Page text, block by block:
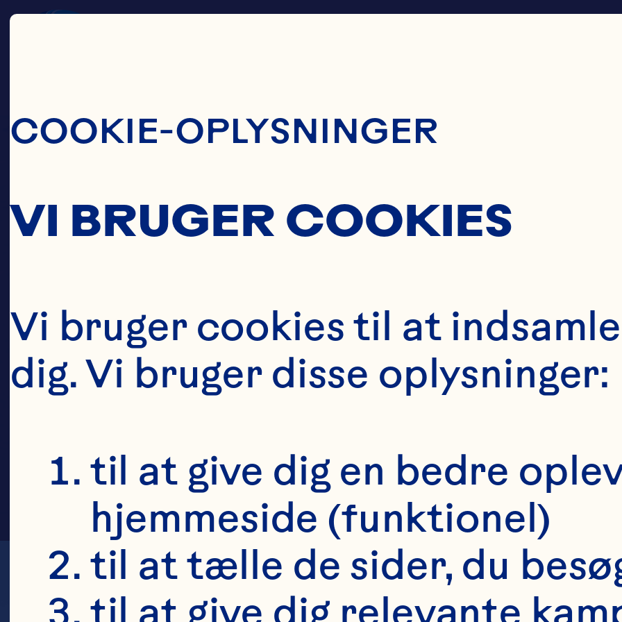
COOKIE-OPLYSNINGER
VI BRUGER COOKIES
Vi bruger cookies til at
dig. Vi bruger disse
til at give dig en bedre
hjemmeside (funktionel)
til at tælle de sider, du
til at give dig relevante